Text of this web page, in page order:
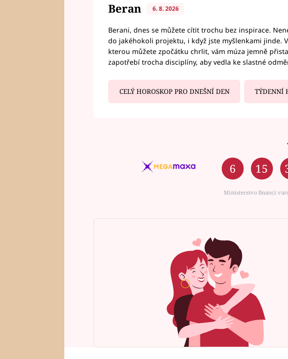
Beran 6. 8. 2026
Berani, dnes se můžete cítit trochu bez inspirace.
do jakéhokoli projektu, i když jste myšlenkami jinde.
kterou můžete zpočátku chrlit, vám múza jemně
zapotřebí trocha disciplíny, aby vedla ke slastné
CELÝ HOROSKOP PRO DNEŠNÍ DEN TÝDENNÍ
6 15
Ministerstvo financí